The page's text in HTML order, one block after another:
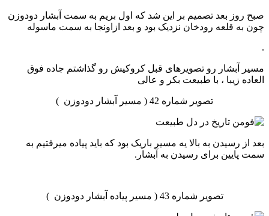
صبح روز بعد تصمیم بر این شد که اول بریم به سمت آبشار دودوزن
چون به قلعه رودخان نزدیک بود و بعد ازاونجا به سمت ماسوله
.
مسیر آبشار رو تصویرهای قبل کروکیش رو گذاشتم جاده فوق
العاده زیبا ، با طبیعت بکر و عالی
تصویر شماره 42 ( مسیر آبشار دودوزن )
بعد از رسیدن به بالا یه مسیر باریک بود که باید پیاده میرفتیم به
سمت پایین برای رسیدن به آبشار.
تصویر شماره 43 ( مسیر پیاده آبشار دودوزن )